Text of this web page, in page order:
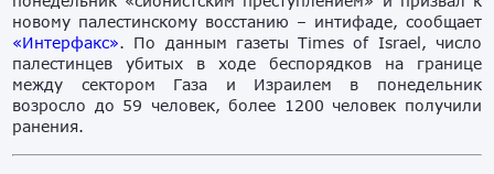
новому палестинскому восстанию – интифаде, сообщает
«Интерфакс». По данным газеты Times of Israel, число
палестинцев убитых в ходе беспорядков на границе
между сектором Газа и Израилем в понедельник
возросло до 59 человек, более 1200 человек получили
ранения.